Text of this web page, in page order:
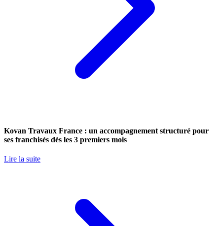
Kovan Travaux France : un accompagnement structuré pour
ses franchisés dès les 3 premiers mois
Lire la suite